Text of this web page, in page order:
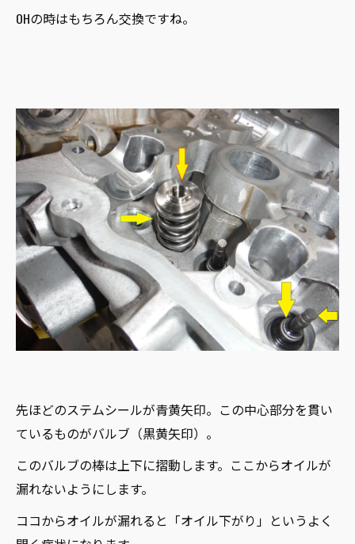
OHの時はもちろん交換ですね。
先ほどのステムシールが青黄矢印。この中心部分を貫い
ているものがバルブ（黒黄矢印）。
このバルブの棒は上下に摺動します。ここからオイルが
漏れないようにします。
ココからオイルが漏れると「オイル下がり」というよく